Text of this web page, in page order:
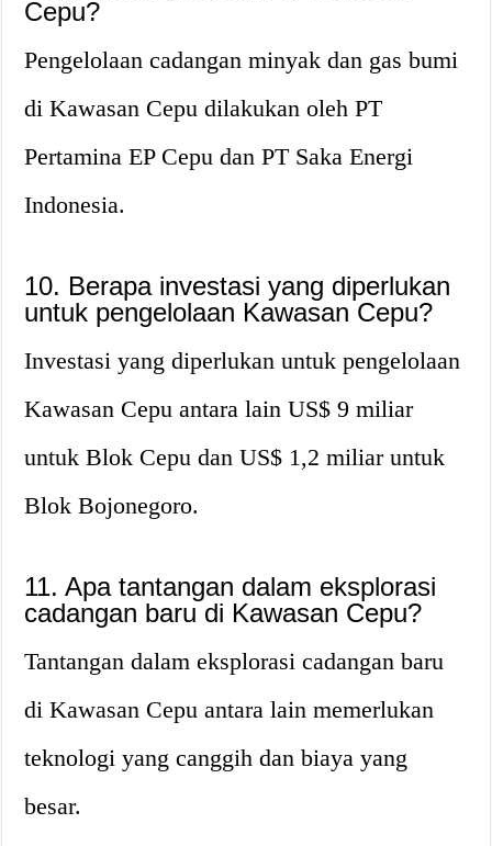
Cepu?
Pengelolaan cadangan minyak dan gas bumi
di Kawasan Cepu dilakukan oleh PT
Pertamina EP Cepu dan PT Saka Energi
Indonesia.
10. Berapa investasi yang diperlukan
untuk pengelolaan Kawasan Cepu?
Investasi yang diperlukan untuk pengelolaan
Kawasan Cepu antara lain US$ 9 miliar
untuk Blok Cepu dan US$ 1,2 miliar untuk
Blok Bojonegoro.
11. Apa tantangan dalam eksplorasi
cadangan baru di Kawasan Cepu?
Tantangan dalam eksplorasi cadangan baru
di Kawasan Cepu antara lain memerlukan
teknologi yang canggih dan biaya yang
besar.